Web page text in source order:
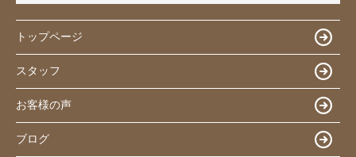
トップページ
スタッフ
お客様の声
ブログ